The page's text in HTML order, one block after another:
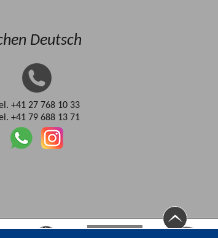
Deutsch
+41 27 768 10 33
+41 79 688 13 71